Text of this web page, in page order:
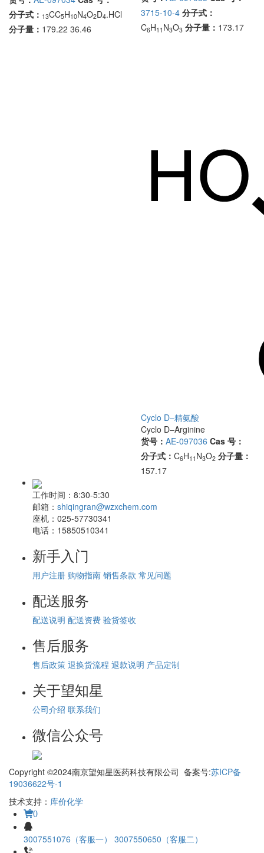
分子式： 13CC5H10N4O2D4.HCl
分子量： 179.22 36.46
3715-10-4 分子式：
C6H11 N3O3 分子量： 173.17
Cyclo D–精氨酸
Cyclo D–Arginine
货号： AE-097036 Cas 号：
分子式： C6H11 N3O2 分子量：
157.17
工作时间： 8:30-5:30
邮箱： shiqingran@wzxchem.com
座机： 025-57730341
电话： 15850510341
新手入门
用户注册 购物指南 销售条款 常见问题
配送服务
配送说明 配送资费 验货签收
售后服务
售后政策 退换货流程 退款说明 产品定制
关于望知星
公司介绍 联系我们
微信公众号
Copyright ©2024南京望知星医药科技有限公司 备案号:苏ICP备
19036622号-1
技术支持： 库价化学
0
3007551076（客服一） 3007550650（客服二）